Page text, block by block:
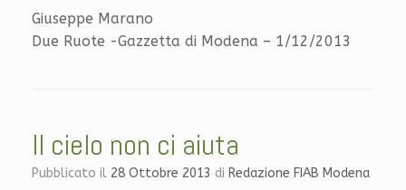
Giuseppe Marano
Due Ruote -Gazzetta di Modena – 1/12/2013
Il cielo non ci aiuta
Pubblicato il 28 Ottobre 2013 di Redazione FIAB Modena